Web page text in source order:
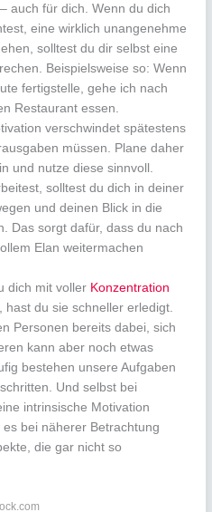
auch für dich. Wenn du dich
eine wirklich unangenehme
solltest du dir selbst eine
Beispielsweise so: Wenn
fertigstelle, gehe ich nach
Restaurant essen.
verschwindet spätestens
müssen. Plane daher
und nutze diese sinnvoll.
solltest du dich in deiner
und deinen Blick in die
Das sorgt dafür, dass du nach
Elan weitermachen
dich mit voller Konzentration
hast du sie schneller erledigt.
Personen bereits dabei, sich
kann aber noch etwas
bestehen unsere Aufgaben
Und selbst bei
intrinsische Motivation
bei näherer Betrachtung
die gar nicht so